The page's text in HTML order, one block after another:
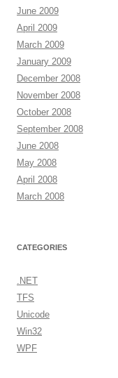
June 2009
April 2009
March 2009
January 2009
December 2008
November 2008
October 2008
September 2008
June 2008
May 2008
April 2008
March 2008
CATEGORIES
.NET
TFS
Unicode
Win32
WPF